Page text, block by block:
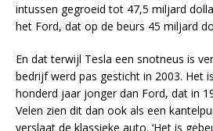
intussen gegroeid tot 47,5 miljard
het Ford, dat op de beurs 45 miljard
En dat terwijl Tesla een snotneus is
bedrijf werd pas gesticht in 2003. Het
honderd jaar jonger dan Ford, dat in
Velen zien dit dan ook als een
verslaat de klassieke auto. ‘Het is